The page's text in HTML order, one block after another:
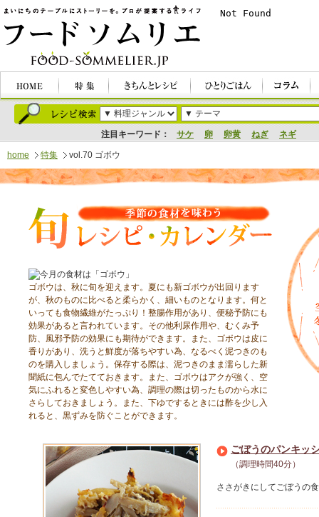
注目キーワード： サケ 卵 卵黄 ねぎ ネギ
home 特集 vol.70 ゴボウ
ゴボウは、秋に旬を迎えます。夏にも新ゴボウが出回ります
が、秋のものに比べると柔らかく、細いものとなります。何と
いっても食物繊維がたっぷり！整腸作用があり、便秘予防にも
効果があると言われています。その他利尿作用や、むくみ予
防、風邪予防の効果にも期待ができます。また、ゴボウは皮に
香りがあり、洗うと鮮度が落ちやすい為、なるべく泥つきのも
のを購入しましょう。保存する際は、泥つきのまま濡らした新
聞紙に包んでたてておきます。また、ゴボウはアクが強く、空
気にふれると変色しやすい為、調理の際は切ったものから水に
さらしておきましょう。また、下ゆでするときには酢を少し入
れると、黒ずみを防ぐことができます。
ごぼうのパンキッ
（調理時間40分）
ささがきにしてごぼうの